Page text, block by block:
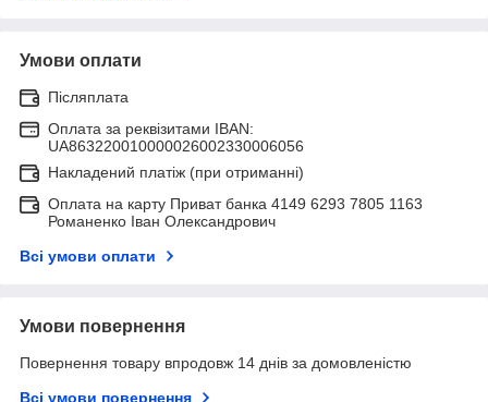
Умови оплати
Післяплата
Оплата за реквізитами IBAN:
UA863220010000026002330006056
Накладений платіж (при отриманні)
Оплата на карту Приват банка 4149 6293 7805 1163
Романенко Іван Олександрович
Всі умови оплати
Умови повернення
Повернення товару впродовж 14 днів за домовленістю
Всі умови повернення